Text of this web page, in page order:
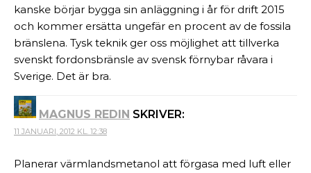
kanske börjar bygga sin anläggning i år för drift 2015
och kommer ersätta ungefär en procent av de fossila
bränslena. Tysk teknik ger oss möjlighet att tillverka
svenskt fordonsbränsle av svensk förnybar råvara i
Sverige. Det är bra.
MAGNUS REDIN SKRIVER:
11 JANUARI, 2012 KL. 12:38
Planerar värmlandsmetanol att förgasa med luft eller